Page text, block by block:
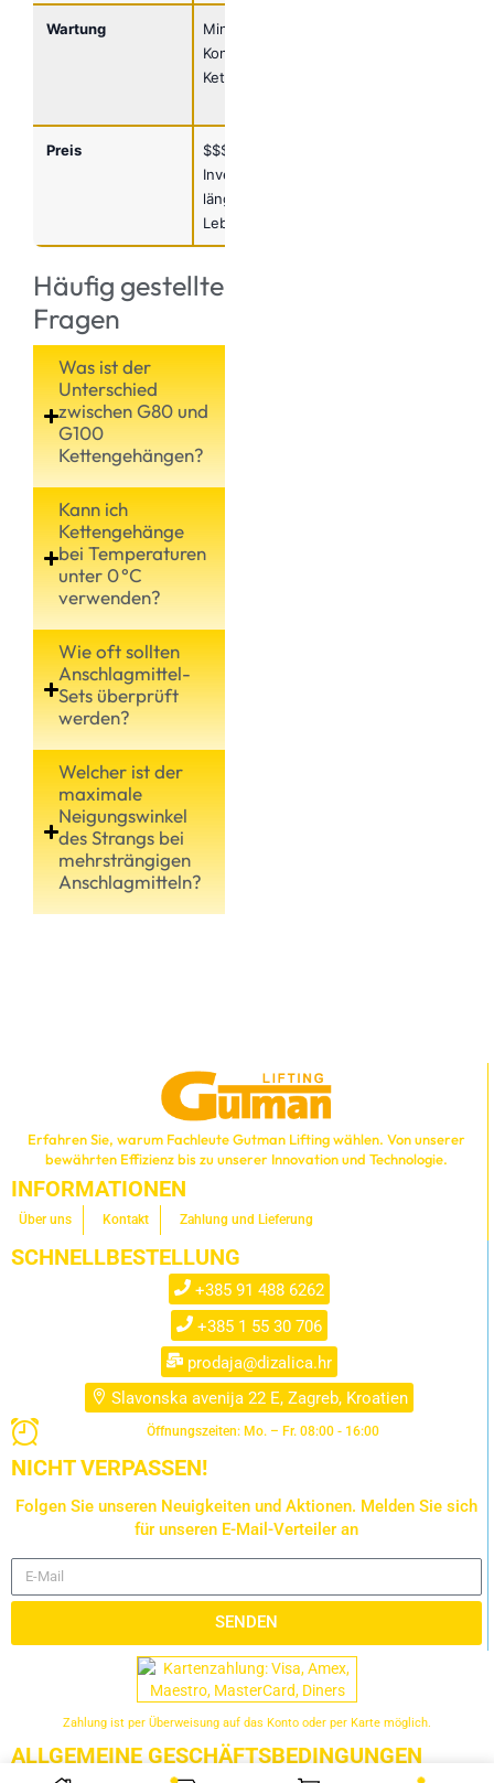
Wartung
Minimal,
Kontrolle der
Kettenglieder
Preis
$$$ (höhere
Investition,
längere
Lebensdauer)
Häufig gestellte
Fragen
Was ist der
Unterschied
zwischen G80 und
G100
Kettengehängen?
Kann ich
Kettengehänge
bei Temperaturen
unter 0 °C
verwenden?
Wie oft sollten
Anschlagmittel-
Sets überprüft
werden?
Welcher ist der
maximale
Neigungswinkel
des Strangs bei
mehrsträngigen
Anschlagmitteln?
Erfahren Sie, warum Fachleute Gutman Lifting wählen. Von unserer
bewährten Effizienz bis zu unserer Innovation und Technologie.
INFORMATIONEN
Über uns Kontakt Zahlung und Lieferung
SCHNELLBESTELLUNG
+385 91 488 6262
+385 1 55 30 706
prodaja@dizalica.hr
Slavonska avenija 22 E, Zagreb, Kroatien
Öffnungszeiten: Mo. – Fr. 08:00 - 16:00
NICHT VERPASSEN!
Folgen Sie unseren Neuigkeiten und Aktionen. Melden Sie sich
für unseren E-Mail-Verteiler an
SENDEN
Zahlung ist per Überweisung auf das Konto oder per Karte möglich.
ALLGEMEINE GESCHÄFTSBEDINGUNGEN